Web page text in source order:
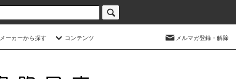
メーカーから探す コンテンツ メルマガ登録・解除